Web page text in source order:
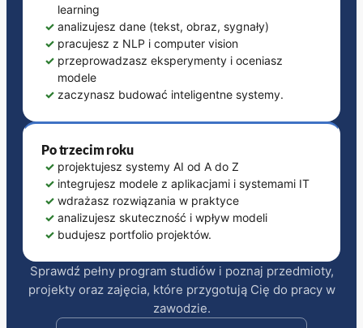
learning
✓ analizujesz dane (tekst, obraz, sygnały)
✓ pracujesz z NLP i computer vision
✓ przeprowadzasz eksperymenty i oceniasz
modele
✓ zaczynasz budować inteligentne systemy.
Po trzecim roku
✓ projektujesz systemy AI od A do Z
✓ integrujesz modele z aplikacjami i systemami IT
✓ wdrażasz rozwiązania w praktyce
✓ analizujesz skuteczność i wpływ modeli
✓ budujesz portfolio projektów.
Sprawdź pełny program studiów i poznaj przedmioty,
projekty oraz zajęcia, które przygotują Cię do pracy w
zawodzie.